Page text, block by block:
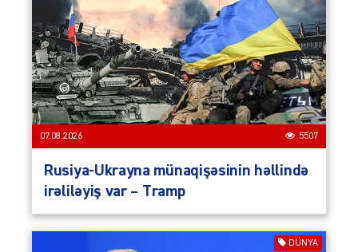
07.08.2026 5507
Rusiya-Ukrayna münaqişəsinin həllində
irəliləyiş var – Tramp
DÜNYA